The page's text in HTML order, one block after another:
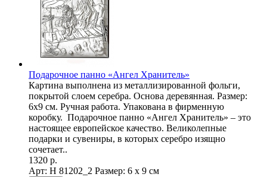
Подарочное панно «Ангел Хранитель»
Картина выполнена из металлизированной фольги,
покрытой слоем серебра. Основа деревянная. Размер:
6х9 см. Ручная работа. Упакована в фирменную
коробку. Подарочное панно «Ангел Хранитель» – это
настоящее европейское качество. Великолепные
подарки и сувениры, в которых серебро изящно
сочетает..
1320 р.
Арт: Н 81202_2 Размер: 6 х 9 см